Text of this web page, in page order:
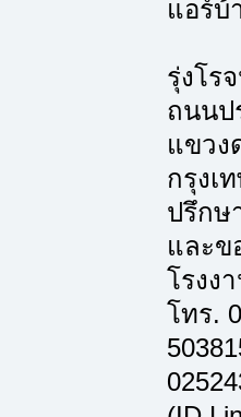
แอร์บ้
รุ่งโร
ถนนป
แขวง
กรุงเ
ปรึกษ
และข
โรงง
โทร.